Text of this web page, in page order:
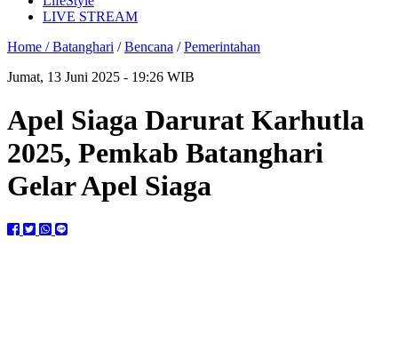
LIVE STREAM
Home /Batanghari /Bencana /Pemerintahan
Jumat, 13 Juni 2025 - 19:26 WIB
Apel Siaga Darurat Karhutla
2025, Pemkab Batanghari
Gelar Apel Siaga